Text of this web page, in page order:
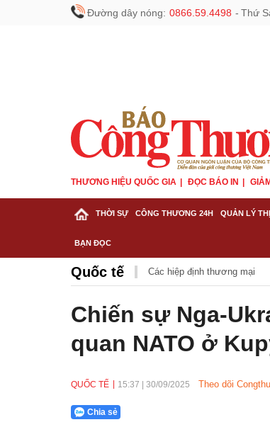
Đường dây nóng: 0866.59.4498 - Thứ
THƯƠNG HIỆU QUỐC GIA ĐỌC BÁO IN
THỜI SỰ CÔNG THƯƠNG 24H QUẢN LÝ
BẠN ĐỌC
Quốc tế Các hiệp định thương mại
Chiến sự Nga-
quan NATO ở
QUỐC TẾ 15:37 30/09/2025 Theo dõi
Chia sẻ